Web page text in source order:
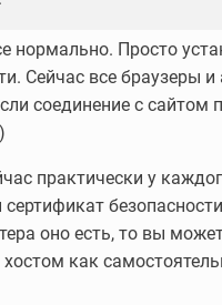
нормально. Просто
Сейчас все браузеры
соединение с
практически у
оно есть, то вы
как